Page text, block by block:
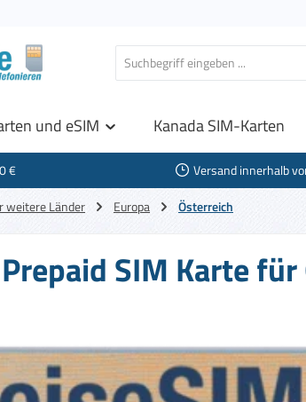
und eSIM Kanada SIM-Karten
€ Versand innerhalb
weitere Länder Europa Österreich
SIM Karte